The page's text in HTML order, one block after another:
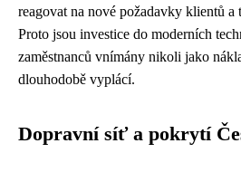
reagovat na nové požadavky klientů
Proto jsou investice do moderních
zaměstnanců vnímány nikoli jako
dlouhodobě vyplácí.
Dopravní síť a pokrytí